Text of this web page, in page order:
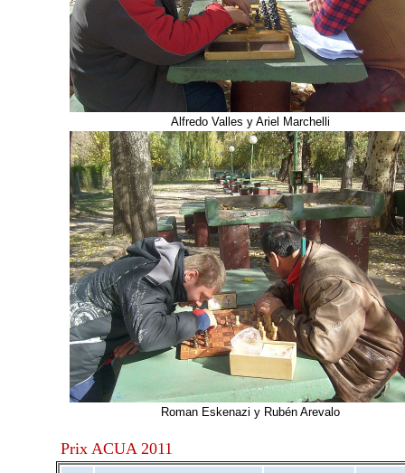
Alfredo Valles y Ariel Marchelli
Roman Eskenazi y Rubén Arevalo
Prix ACUA 2011